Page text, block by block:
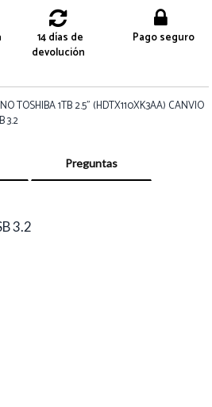
14 días de
devolución
Pago seguro
TOSHIBA 1TB 2.5" (HDTX110XK3AA) CANVIO
3.2
Preguntas
3.2